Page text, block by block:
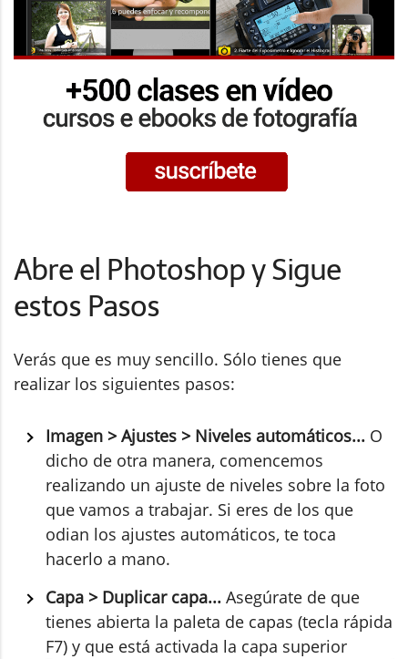
Abre el Photoshop y Sigue
estos Pasos
Verás que es muy sencillo. Sólo tienes que
realizar los siguientes pasos:
Imagen > Ajustes > Niveles automáticos... O
dicho de otra manera, comencemos
realizando un ajuste de niveles sobre la foto
que vamos a trabajar. Si eres de los que
odian los ajustes automáticos, te toca
hacerlo a mano.
Capa > Duplicar capa... Asegúrate de que
tienes abierta la paleta de capas (tecla rápida
F7) y que está activada la capa superior